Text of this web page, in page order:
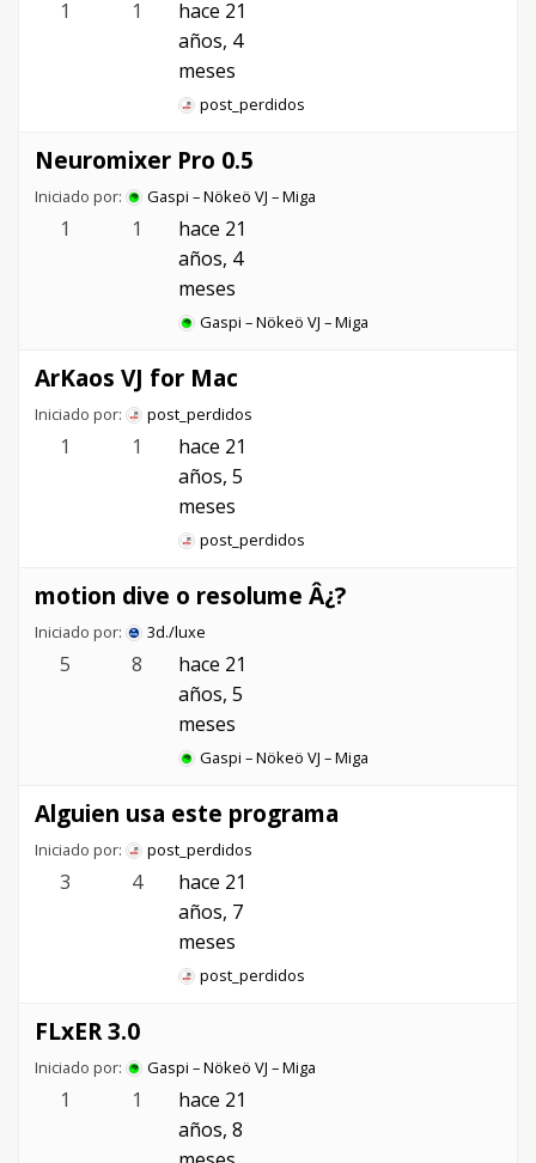
1 1
hace 21
años, 4
meses
post_perdidos
Neuromixer Pro 0.5
Iniciado por: Gaspi – Nökeö VJ – Miga
1 1
hace 21
años, 4
meses
Gaspi – Nökeö VJ – Miga
ArKaos VJ for Mac
Iniciado por: post_perdidos
1 1
hace 21
años, 5
meses
post_perdidos
motion dive o resolume Â¿?
Iniciado por: 3d./luxe
5 8
hace 21
años, 5
meses
Gaspi – Nökeö VJ – Miga
Alguien usa este programa
Iniciado por: post_perdidos
3 4
hace 21
años, 7
meses
post_perdidos
FLxER 3.0
Iniciado por: Gaspi – Nökeö VJ – Miga
1 1
hace 21
años, 8